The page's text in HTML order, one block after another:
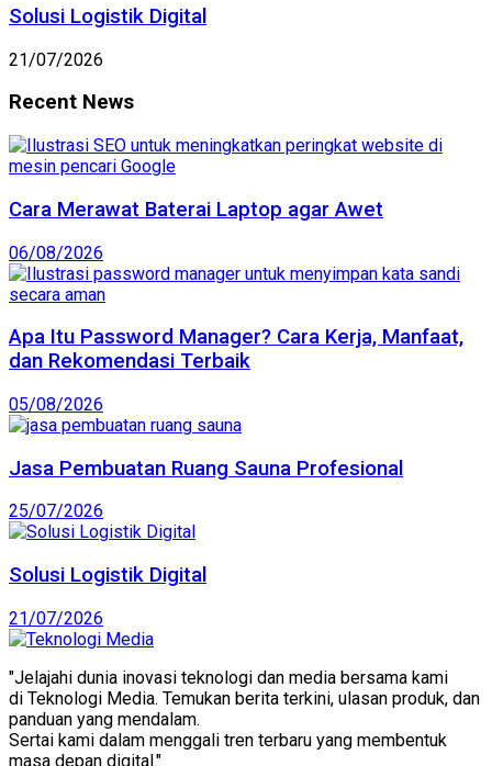
Solusi Logistik Digital
21/07/2026
Recent News
Cara Merawat Baterai Laptop agar Awet
06/08/2026
Apa Itu Password Manager? Cara Kerja, Manfaat,
dan Rekomendasi Terbaik
05/08/2026
Jasa Pembuatan Ruang Sauna Profesional
25/07/2026
Solusi Logistik Digital
21/07/2026
"Jelajahi dunia inovasi teknologi dan media bersama kami
di Teknologi Media. Temukan berita terkini, ulasan produk, dan
panduan yang mendalam.
Sertai kami dalam menggali tren terbaru yang membentuk
masa depan digital."